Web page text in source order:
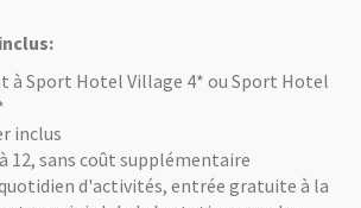
à Sport Hotel Village 4* ou Sport Hotel
inclus
12, sans coût supplémentaire
d'activités, entrée gratuite à la